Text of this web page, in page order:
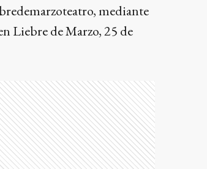
mediante
Liebre de Marzo, 25 de